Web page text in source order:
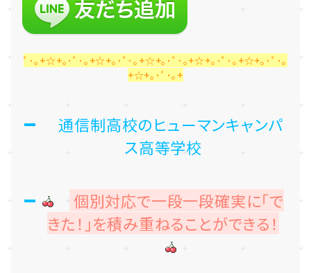
ﾟ･｡+☆+｡･ﾟ･｡+☆+｡･ﾟ･｡+☆+｡･ﾟ･｡+☆+｡･ﾟ･｡+☆+｡･ﾟ･｡
+☆+｡･ﾟ･｡+
通信制高校のヒューマンキャンパ
ス高等学校
個別対応で一段一段確実に「で
きた！」を積み重ねることができる！